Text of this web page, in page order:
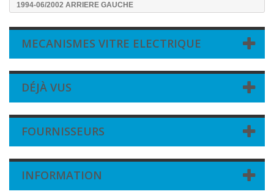
1994-06/2002 ARRIERE GAUCHE
MECANISMES VITRE ELECTRIQUE
DÉJÀ VUS
FOURNISSEURS
INFORMATION